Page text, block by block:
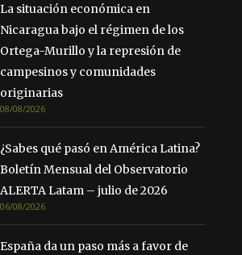
La situación económica en
Nicaragua bajo el régimen de los
Ortega-Murillo y la represión de
campesinos y comunidades
originarias
08/08/2026
¿Sabes qué pasó en América Latina?
Boletín Mensual del Observatorio
ALERTA Latam – julio de 2026
06/08/2026
España da un paso más a favor de